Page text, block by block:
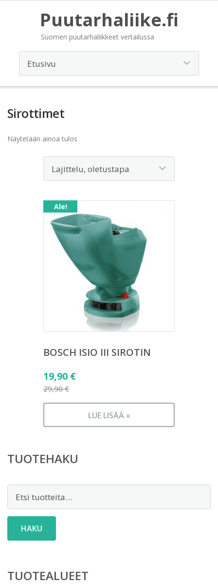
Puutarhaliike.fi
Suomen puutarhaliikkeet vertailussa
Sirottimet
Näytetään ainoa tulos
Ale!
BOSCH ISIO III SIROTIN
29,90€
Alkuperäinen
hinta
oli:
19,90 €
Nykyinen
on:
LUE LISÄÄ »
TUOTEHAKU
HAKU
TUOTEALUEET